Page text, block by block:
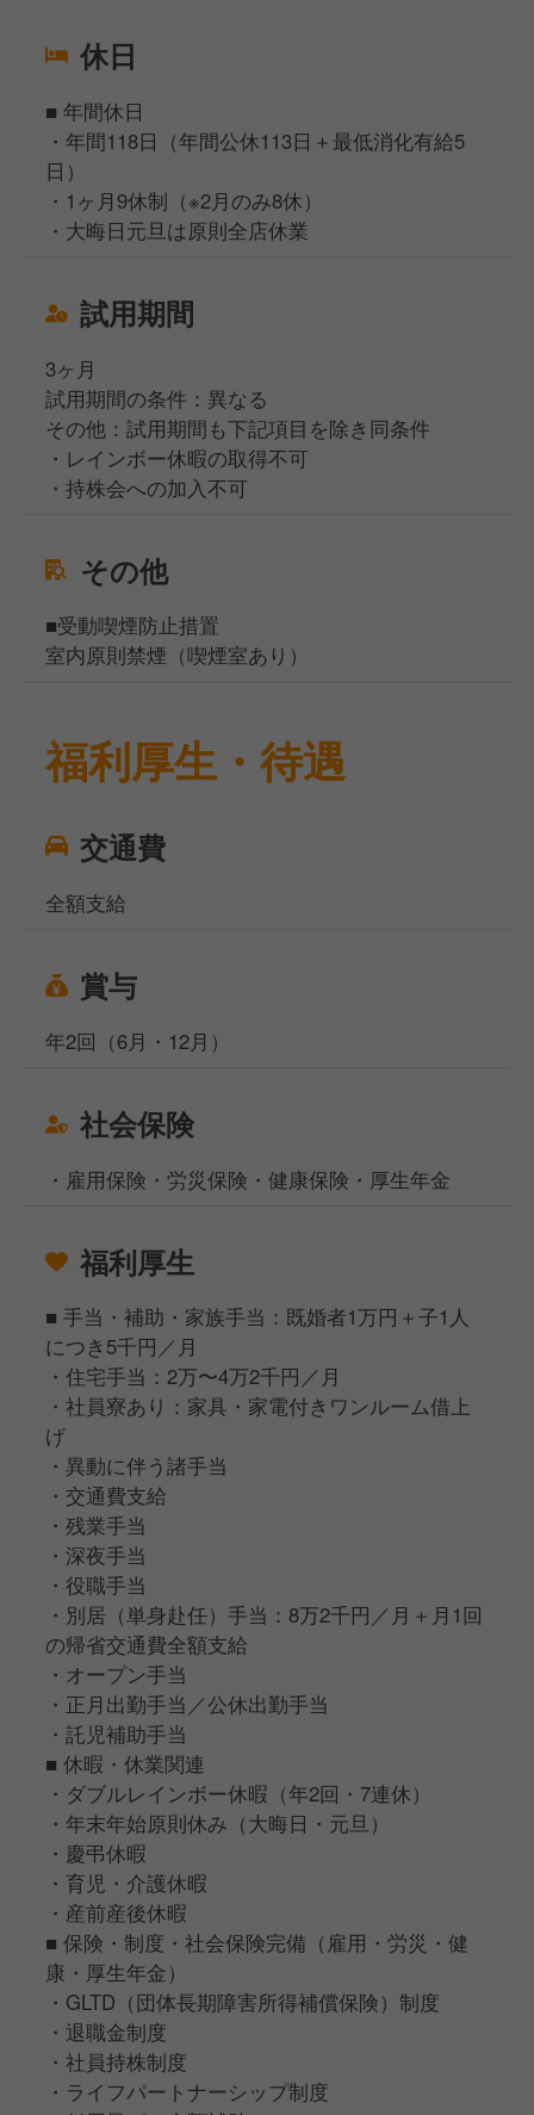
休日
■ 年間休日
・年間118日（年間公休113日＋最低消化有給5
日）
・1ヶ月9休制（※2月のみ8休）
・大晦日元旦は原則全店休業
試用期間
3ヶ月
試用期間の条件：異なる
その他：試用期間も下記項目を除き同条件
・レインボー休暇の取得不可
・持株会への加入不可
その他
■受動喫煙防止措置
室内原則禁煙（喫煙室あり）
福利厚生・待遇
交通費
全額支給
賞与
年2回（6月・12月）
社会保険
・雇用保険・労災保険・健康保険・厚生年金
福利厚生
■ 手当・補助・家族手当：既婚者1万円＋子1人
につき5千円／月
・住宅手当：2万〜4万2千円／月
・社員寮あり：家具・家電付きワンルーム借上
げ
・異動に伴う諸手当
・交通費支給
・残業手当
・深夜手当
・役職手当
・別居（単身赴任）手当：8万2千円／月＋月1回
の帰省交通費全額支給
・オープン手当
・正月出勤手当／公休出勤手当
・託児補助手当
■ 休暇・休業関連
・ダブルレインボー休暇（年2回・7連休）
・年末年始原則休み（大晦日・元旦）
・慶弔休暇
・育児・介護休暇
・産前産後休暇
■ 保険・制度・社会保険完備（雇用・労災・健
康・厚生年金）
・GLTD（団体長期障害所得補償保険）制度
・退職金制度
・社員持株制度
・ライフパートナーシップ制度